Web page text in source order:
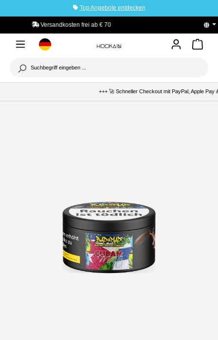
Top Angebote entdecken
PayPal Käuferschutz
+++ 🚀 Schneller Checkout mit PayPal, Apple Pay